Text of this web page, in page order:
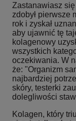
Zastanawiasz
zdobył pierwsze
rok i zyskał
aby ujawnić tę
kolagenowy
wszystkich
oczekiwania. W
że: "Organizm
najbardziej
skóry, testerki
dolegliwości
Kolagen, który